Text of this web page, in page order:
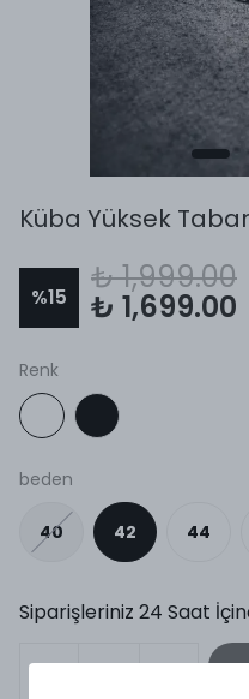
Küba Yüksek
%15
₺ 1,999.00
₺ 1,699.00
Renk
beden
40 42 44
Siparişleriniz 24 Saat